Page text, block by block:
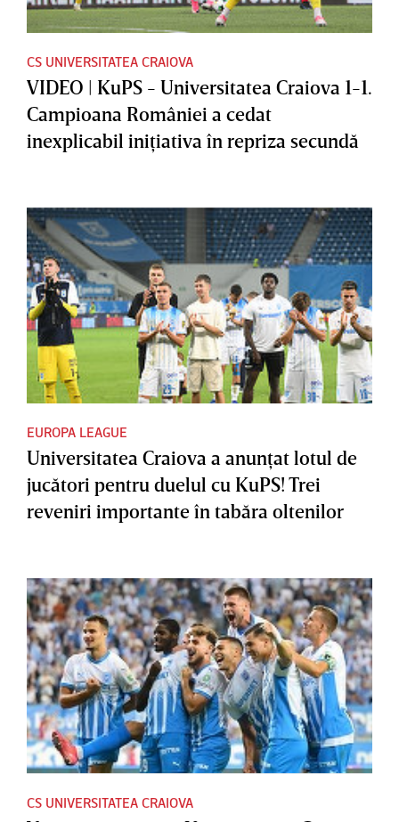
CS UNIVERSITATEA CRAIOVA
VIDEO | KuPS - Universitatea Craiova 1-1.
Campioana României a cedat
inexplicabil iniţiativa în repriza secundă
EUROPA LEAGUE
Universitatea Craiova a anunţat lotul de
jucători pentru duelul cu KuPS! Trei
reveniri importante în tabăra oltenilor
CS UNIVERSITATEA CRAIOVA